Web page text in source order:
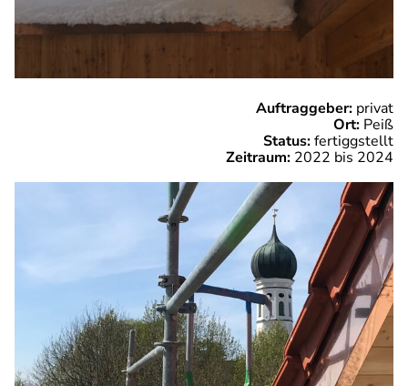
Auftraggeber: privat
Ort: Peiß
Status:fertiggstellt
Zeitraum: 2022 bis 2024